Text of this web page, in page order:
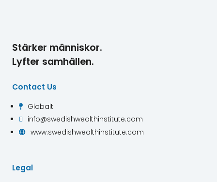
Stärker människor.
Lyfter samhällen.
Contact Us
 Globalt
 info@swedishwealthinstitute.com
 www.swedishwealthinstitute.com
Legal